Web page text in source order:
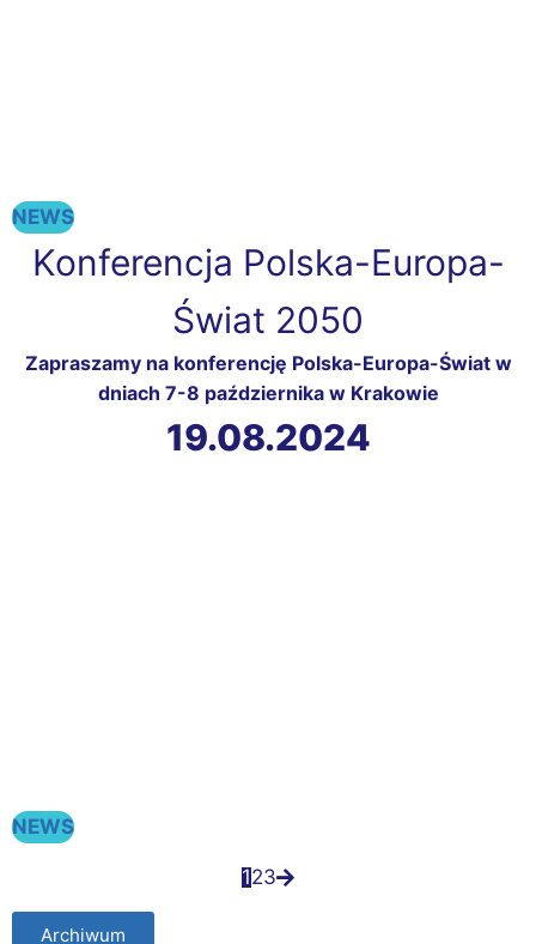
NEWS
Konferencja Polska-Europa-
Świat 2050
Zapraszamy na konferencję Polska-Europa-Świat w
dniach 7-8 października w Krakowie
19.08.2024
NEWS
123
Archiwum